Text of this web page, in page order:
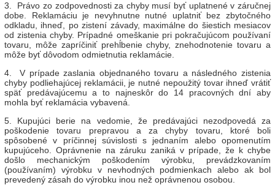
3. Právo zo zodpovednosti za chyby musí byť uplatnené v záručnej
dobe. Reklamáciu je nevyhnutne nutné uplatniť bez zbytočného
odkladu, ihneď, po zistení závady, maximálne do šiestich mesiacov
od zistenia chyby. Prípadné omeškanie pri pokračujúcom používaní
tovaru, môže zapríčiniť prehĺbenie chyby, znehodnotenie tovaru a
môže byť dôvodom odmietnutia reklamácie.
4. V prípade zaslania objednaného tovaru a následného zistenia
chyby podliehajúcej reklamácii, je nutné nepoužitý tovar ihneď vrátiť
späť predávajúcemu a to najneskôr do 14 pracovných dní aby
mohla byť reklamácia vybavená.
5. Kupujúci berie na vedomie, že predávajúci nezodpovedá za
poškodenie tovaru prepravou a za chyby tovaru, ktoré boli
spôsobené v príčinnej súvislosti s jednaním alebo opomenutím
kupujúceho. Oprávnenie na záruku zaniká v prípade, že k chybe
došlo mechanickým poškodením výrobku, prevádzkovaním
(používaním) výrobku v nevhodných podmienkach alebo ak bol
prevedený zásah do výrobku inou než oprávnenou osobou.